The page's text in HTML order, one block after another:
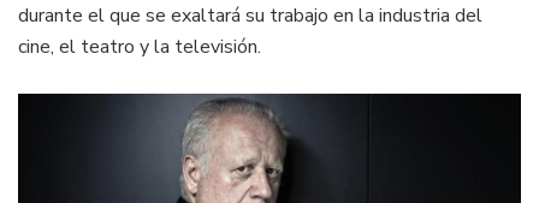
durante el que se exaltará su trabajo en la industria del
cine, el teatro y la televisión.